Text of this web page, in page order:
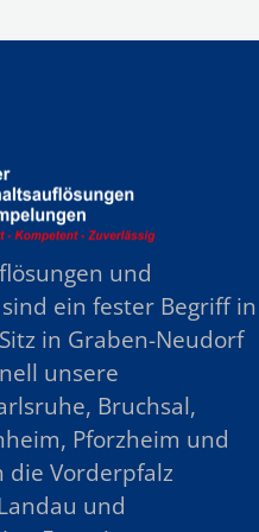
und
ein fester Begriff in
in Graben-Neudorf
unsere
Bruchsal,
Pforzheim und
die Vorderpfalz
und